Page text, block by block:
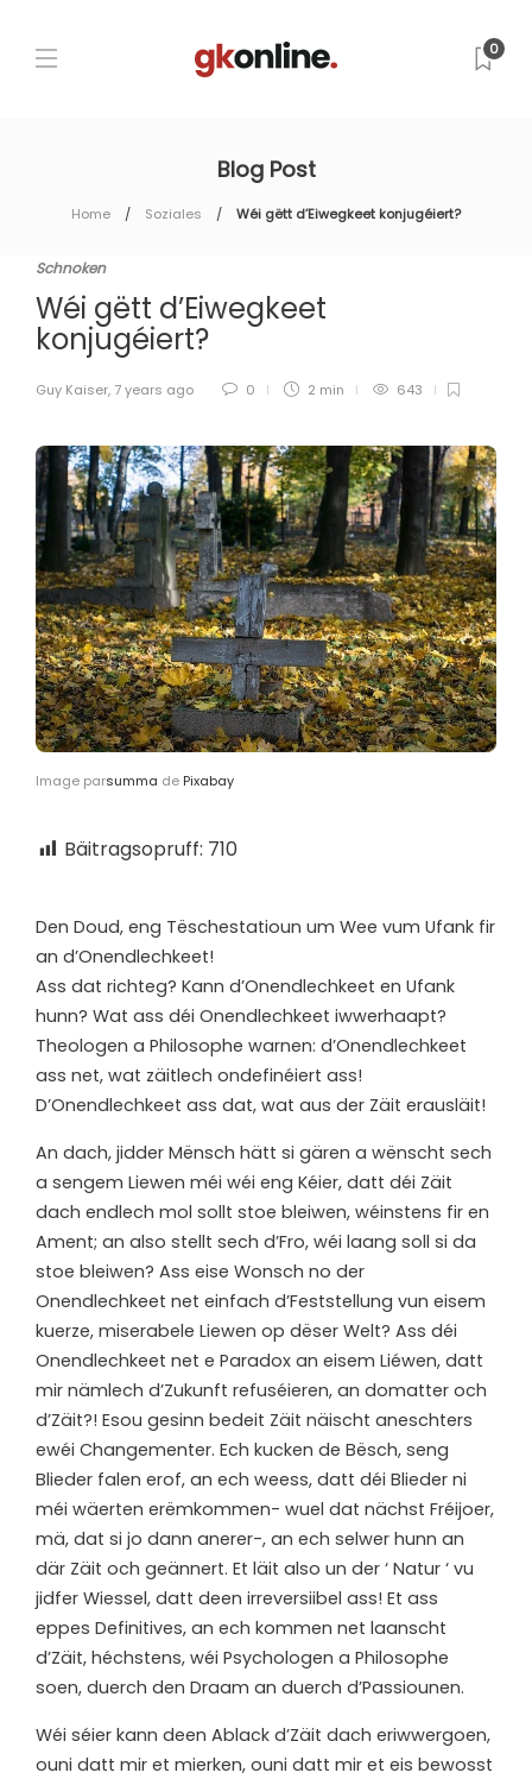
0
Blog Post
Home Soziales Wéi gëtt d’Eiwegkeet konjugéiert?
Schnoken
Wéi gëtt d’Eiwegkeet
konjugéiert?
Guy Kaiser, 7 years ago 0 2 min 643
Image parsumma de Pixabay
Bäitragsopruff: 710
Den Doud, eng Tëschestatioun um Wee vum Ufank fir
an d’Onendlechkeet!
Ass dat richteg? Kann d’Onendlechkeet en Ufank
hunn? Wat ass déi Onendlechkeet iwwerhaapt?
Theologen a Philosophe warnen: d’Onendlechkeet
ass net, wat zäitlech ondefinéiert ass!
D’Onendlechkeet ass dat, wat aus der Zäit erausläit!
An dach, jidder Mënsch hätt si gären a wënscht sech
a sengem Liewen méi wéi eng Kéier, datt déi Zäit
dach endlech mol sollt stoe bleiwen, wéinstens fir en
Ament; an also stellt sech d’Fro, wéi laang soll si da
stoe bleiwen? Ass eise Wonsch no der
Onendlechkeet net einfach d’Feststellung vun eisem
kuerze, miserabele Liewen op dëser Welt? Ass déi
Onendlechkeet net e Paradox an eisem Liéwen, datt
mir nämlech d’Zukunft refuséieren, an domatter och
d’Zäit?! Esou gesinn bedeit Zäit näischt aneschters
ewéi Changementer. Ech kucken de Bësch, seng
Blieder falen erof, an ech weess, datt déi Blieder ni
méi wäerten erëmkommen- wuel dat nächst Fréijoer,
mä, dat si jo dann anerer-, an ech selwer hunn an
där Zäit och geännert. Et läit also un der ‘ Natur ‘ vu
jidfer Wiessel, datt deen irreversiibel ass! Et ass
eppes Definitives, an ech kommen net laanscht
d’Zäit, héchstens, wéi Psychologen a Philosophe
soen, duerch den Draam an duerch d’Passiounen.
Wéi séier kann deen Ablack d’Zäit dach eriwwergoen,
ouni datt mir et mierken, ouni datt mir et eis bewosst